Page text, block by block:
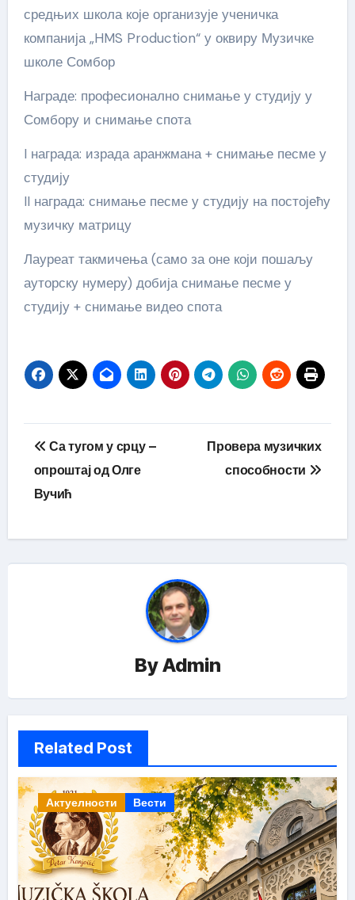
средњих школа које организује ученичка
компанија „HMS Production“ у оквиру Музичке
школе Сомбор
Награде: професионално снимање у студију у
Сомбору и снимање спота
I награда: израда аранжмана + снимање песме у
студију
II награда: снимање песме у студију на постојећу
музичку матрицу
Лауреат такмичења (само за оне који пошаљу
ауторску нумеру) добија снимање песме у
студију + снимање видео спота
Кретање
чланка
Са тугом у срцу –
опроштај од Олге
Вучић
Провера музичких
способности
ByAdmin
Related Post
Актуелности Вести